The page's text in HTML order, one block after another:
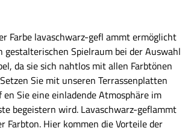
Farbe lavaschwarz-gefl ammt ermöglicht
gestalterischen Spielraum bei der Auswahl
da sie sich nahtlos mit allen Farbtönen
Sie mit unseren Terrassenplatten
Sie eine einladende Atmosphäre im
begeistern wird. Lavaschwarz-geflammt
Farbton. Hier kommen die Vorteile der